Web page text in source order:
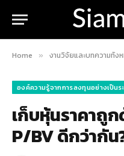
Home » งานวิจัยและบทความทั้ง
องค์ความรู้จากการลงทุนอย่างเป็นร
เก็บหุ้นราคาถู
P/BV ดีกว่ากัน